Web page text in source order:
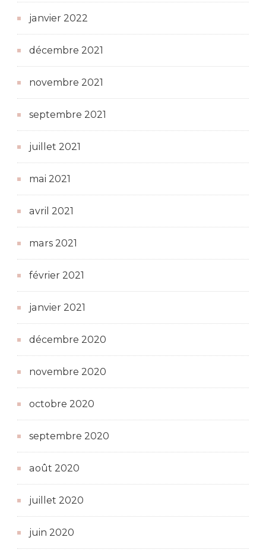
janvier 2022
décembre 2021
novembre 2021
septembre 2021
juillet 2021
mai 2021
avril 2021
mars 2021
février 2021
janvier 2021
décembre 2020
novembre 2020
octobre 2020
septembre 2020
août 2020
juillet 2020
juin 2020